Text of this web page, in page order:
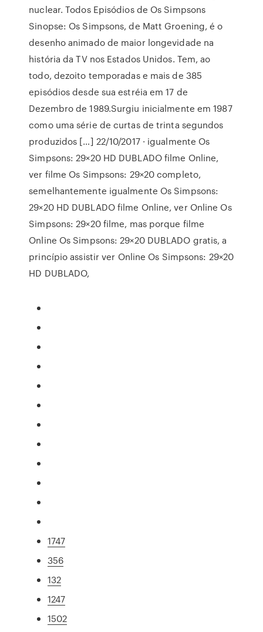
nuclear. Todos Episódios de Os Simpsons
Sinopse: Os Simpsons, de Matt Groening, é o
desenho animado de maior longevidade na
história da TV nos Estados Unidos. Tem, ao
todo, dezoito temporadas e mais de 385
episódios desde sua estréia em 17 de
Dezembro de 1989.Surgiu inicialmente em 1987
como uma série de curtas de trinta segundos
produzidos […] 22/10/2017 · igualmente Os
Simpsons: 29×20 HD DUBLADO filme Online,
ver filme Os Simpsons: 29×20 completo,
semelhantemente igualmente Os Simpsons:
29×20 HD DUBLADO filme Online, ver Online Os
Simpsons: 29×20 filme, mas porque filme
Online Os Simpsons: 29×20 DUBLADO gratis, a
princípio assistir ver Online Os Simpsons: 29×20
HD DUBLADO,
1747
356
132
1247
1502